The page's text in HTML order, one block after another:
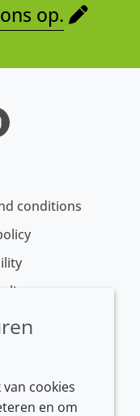
op.
conditions
of sale
cookies
en om